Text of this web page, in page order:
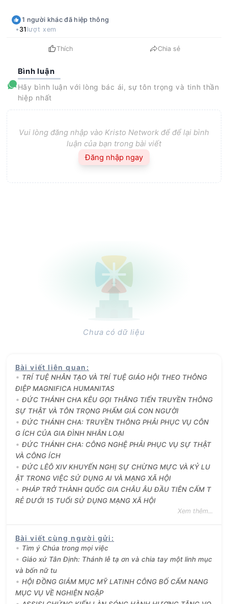
1 người khác đã hiệp thông
31 lượt xem
Thích Chia sẻ
Bình luận
Hãy bình luận với lòng bác ái, sự tôn trọng và tinh thần
hiệp nhất
Vui lòng đăng nhập vào Kristo Network để để lại bình
luận của bạn trong bài viết
Đăng nhập ngay
Chưa có dữ liệu
Bài viết liên quan :
TRÍ TUỆ NHÂN TẠO VÀ TRÍ TUỆ GIÁO HỘI THEO THÔNG
ĐIỆP MAGNIFICA HUMANITAS
ĐỨC THÁNH CHA KÊU GỌI THĂNG TIẾN TRUYỀN THÔNG
SỰ THẬT VÀ TÔN TRỌNG PHẨM GIÁ CON NGƯỜI
ĐỨC THÁNH CHA: TRUYỀN THÔNG PHẢI PHỤC VỤ CÔN
G ÍCH CỦA GIA ĐÌNH NHÂN LOẠI
ĐỨC THÁNH CHA: CÔNG NGHỆ PHẢI PHỤC VỤ SỰ THẬT
VÀ CÔNG ÍCH
ĐỨC LÊÔ XIV KHUYẾN NGHỊ SỰ CHỪNG MỰC VÀ KỶ LU
ẬT TRONG VIỆC SỬ DỤNG AI VÀ MẠNG XÃ HỘI
PHÁP TRỞ THÀNH QUỐC GIA CHÂU ÂU ĐẦU TIÊN CẤM T
RẺ DƯỚI 15 TUỔI SỬ DỤNG MẠNG XÃ HỘI
Xem thêm...
Bài viết cùng người gửi :
Tìm ý Chúa trong mọi việc
Giáo xứ Tân Định: Thánh lễ tạ ơn và chia tay một linh mục
và bốn nữ tu
HỘI ĐỒNG GIÁM MỤC MỸ LATINH CÔNG BỐ CẨM NANG
MỤC VỤ VỀ NGHIỆN NGẬP